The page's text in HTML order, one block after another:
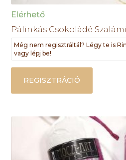
Elérhető
Pálinkás Csokoládé
Még nem regisztráltál? Légy te is
vagy lépj be!
REGISZTRÁCIÓ